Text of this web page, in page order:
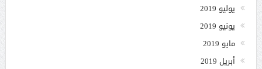
يوليو 2019
يونيو 2019
مايو 2019
أبريل 2019